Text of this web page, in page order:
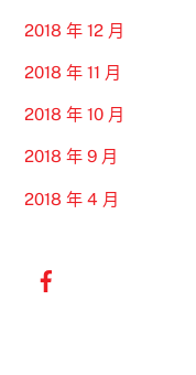
2018 年 12 月
2018 年 11 月
2018 年 10 月
2018 年 9 月
2018 年 4 月